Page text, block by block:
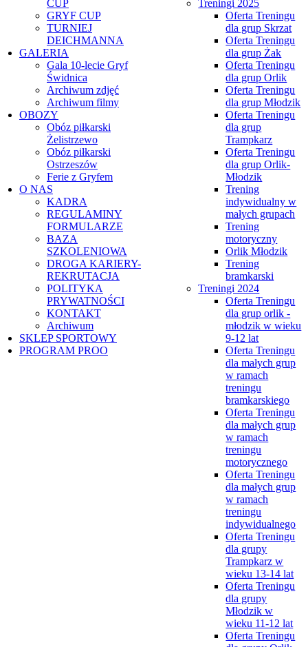
CUP
GRYF CUP
TURNIEJ
DEICHMANNA
GALERIA
Gala 10-lecie Gryf
Świdnica
Archiwum zdjęć
Archiwum filmy
OBOZY
Obóz piłkarski
Żelistrzewo
Obóz piłkarski
Ostrzeszów
Ferie z Gryfem
O NAS
KADRA
REGULAMINY
FORMULARZE
BAZA
SZKOLENIOWA
DROGA KARIERY-
REKRUTACJA
POLITYKA
PRYWATNOŚCI
KONTAKT
Archiwum
SKLEP SPORTOWY
PROGRAM PROO
Treningi 2025
Oferta Treningu
dla grup Skrzat
Oferta Treningu
dla grup Żak
Oferta Treningu
dla grup Orlik
Oferta Treningu
dla grup Młodzik
Oferta Treningu
dla grup
Trampkarz
Oferta Treningu
dla grup Orlik-
Młodzik
Trening
indywidualny w
małych grupach
Trening
motoryczny
Orlik Młodzik
Trening
bramkarski
Treningi 2024
Oferta Treningu
dla grup orlik -
młodzik w wieku
9-12 lat
Oferta Treningu
dla małych grup
w ramach
treningu
bramkarskiego
Oferta Treningu
dla małych grup
w ramach
treningu
motorycznego
Oferta Treningu
dla małych grup
w ramach
treningu
indywidualnego
Oferta Treningu
dla grupy
Trampkarz w
wieku 13-14 lat
Oferta Treningu
dla grupy
Młodzik w
wieku 11-12 lat
Oferta Treningu